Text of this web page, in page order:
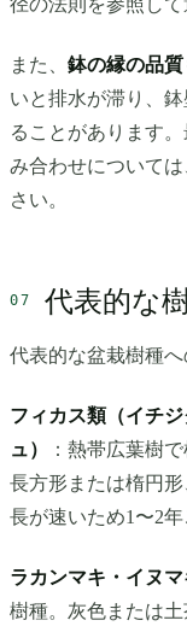
また、 鉢の縁の品質
いと排水が滞り、
ることがあります
み合わせについては
さい。
代表的な
代表的な盆栽樹種
フィカス類（イチ
ュ）
：熱帯広葉樹
長方形または楕円
長が速いため1〜2
ラカンマキ・イヌマ
樹種。灰色または